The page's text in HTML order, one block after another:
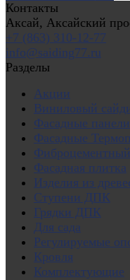
Контакты
Аксай, Аксайский
+7 (863) 310-12-77
info@saiding77.ru
Разделы
Акции
Виниловый
Фасадные панели
Фасадные
Фасадная плитка
Изделия из
Ступени ДПК
Грядки ДПК
Для сада
Регулируемые
Кровля
Комплектующие